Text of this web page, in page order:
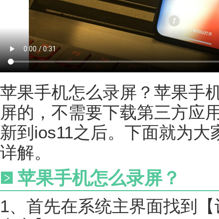
苹果手机怎么录屏？苹果手
屏的，不需要下载第三方应
新到ios11之后。下面就为
详解。
苹果手机怎么录屏？
1、首先在系统主界面找到